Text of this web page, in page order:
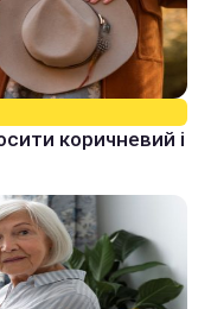
коричневий і